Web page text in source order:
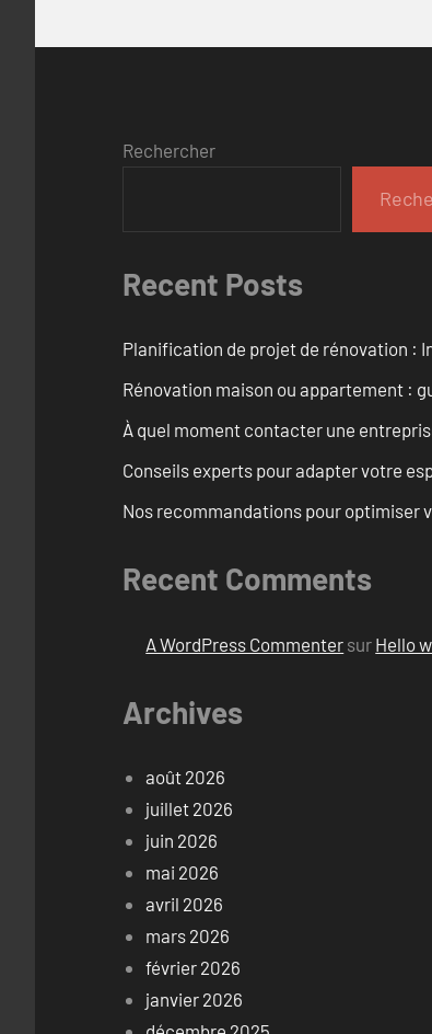
Rechercher
Recent Posts
Planification de projet de rénovation :
Rénovation maison ou appartement :
À quel moment contacter une
Conseils experts pour adapter votre
Nos recommandations pour optimiser
Recent Comments
A WordPress Commenter sur Hello
Archives
août 2026
juillet 2026
juin 2026
mai 2026
avril 2026
mars 2026
février 2026
janvier 2026